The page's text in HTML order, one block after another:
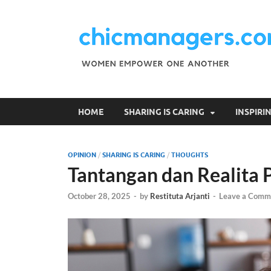
HOME SHARING IS CARING
OPINION / SHARING IS CARING / THOUGHTS
Tantangan dan Realita
October 28, 2025 - by Restituta Arjanti - Leave a